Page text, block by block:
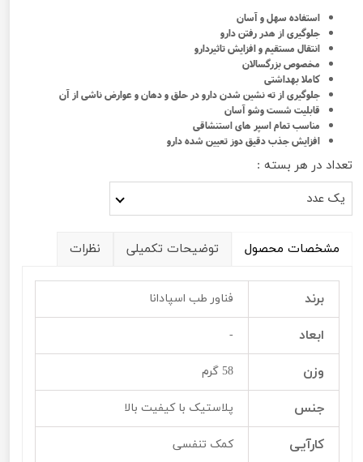
استفاده سهل و آسان
جلوگیری از هدر رفتن دارو
انتقال مستقیم و افزایش تاثیردارو
مخصوص بزرگسالان
کاملا بهداشتی
جلوگیری از ته نشین شدن دارو در حلق و دهان و عوارض ناشی از آن
قابلیت شست وشو آسان
مناسب تمام اسپر های استنشاقی
افزایش جذب دقیق دوز تعیین شده دارو
تعداد در هر بسته :
یک عدد
مشخصات محصول توضیحات تکمیلی نظرات
برند فناور طب اسپادانا
ابعاد -
وزن 58 گرم
جنس پلاستیک با کیفیت بالا
کارآیی کمک تنفسی